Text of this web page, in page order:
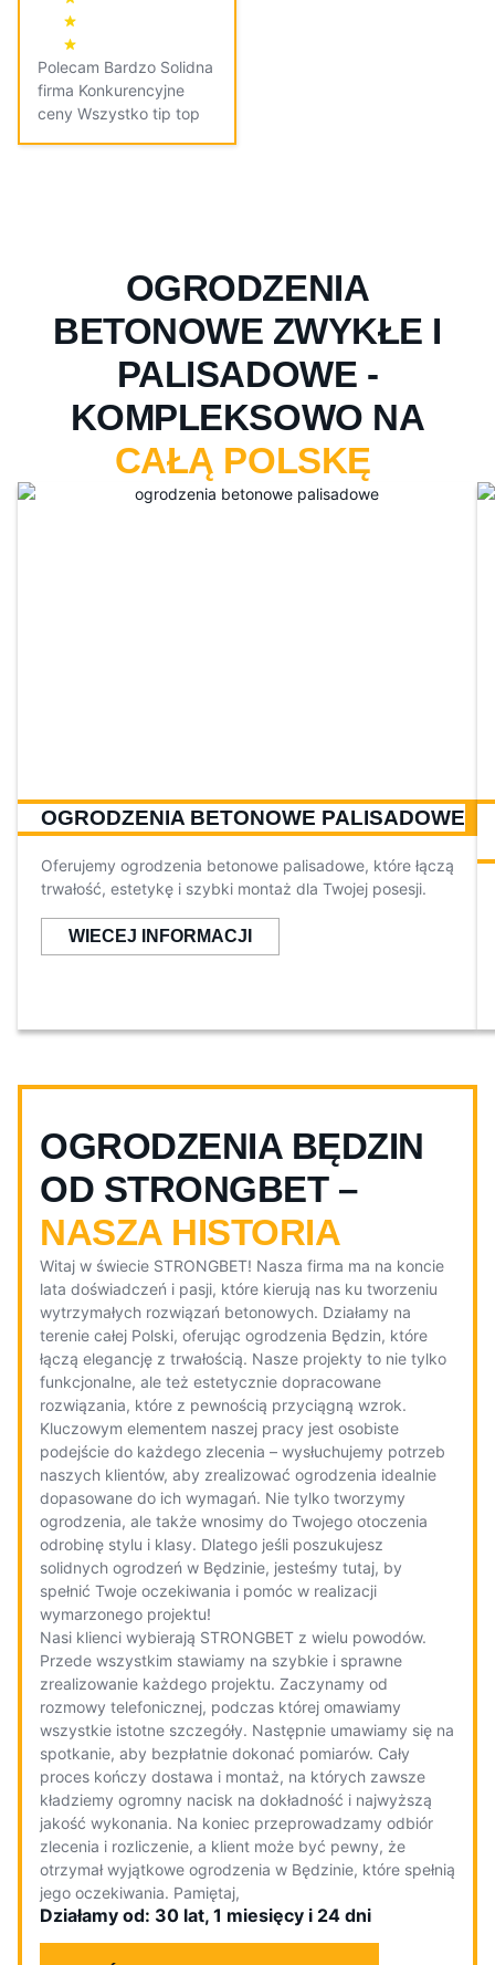
Polecam Bardzo Solidna
firma Konkurencyjne
ceny Wszystko tip top
OGRODZENIA
BETONOWE ZWYKŁE I
PALISADOWE -
KOMPLEKSOWO NA
CAŁĄ POLSKĘ
OGRODZENIA BETONOWE PALISADOWE
Oferujemy ogrodzenia betonowe palisadowe, które łączą
trwałość, estetykę i szybki montaż dla Twojej posesji.
WIECEJ INFORMACJI
OGRODZENIA BĘDZIN
OD STRONGBET –
NASZA HISTORIA
Witaj w świecie STRONGBET! Nasza firma ma na koncie
lata doświadczeń i pasji, które kierują nas ku tworzeniu
wytrzymałych rozwiązań betonowych. Działamy na
terenie całej Polski, oferując ogrodzenia Będzin, które
łączą elegancję z trwałością. Nasze projekty to nie tylko
funkcjonalne, ale też estetycznie dopracowane
rozwiązania, które z pewnością przyciągną wzrok.
Kluczowym elementem naszej pracy jest osobiste
podejście do każdego zlecenia – wysłuchujemy potrzeb
naszych klientów, aby zrealizować ogrodzenia idealnie
dopasowane do ich wymagań. Nie tylko tworzymy
ogrodzenia, ale także wnosimy do Twojego otoczenia
odrobinę stylu i klasy. Dlatego jeśli poszukujesz
solidnych ogrodzeń w Będzinie, jesteśmy tutaj, by
spełnić Twoje oczekiwania i pomóc w realizacji
wymarzonego projektu!
Nasi klienci wybierają STRONGBET z wielu powodów.
Przede wszystkim stawiamy na szybkie i sprawne
zrealizowanie każdego projektu. Zaczynamy od
rozmowy telefonicznej, podczas której omawiamy
wszystkie istotne szczegóły. Następnie umawiamy się na
spotkanie, aby bezpłatnie dokonać pomiarów. Cały
proces kończy dostawa i montaż, na których zawsze
kładziemy ogromny nacisk na dokładność i najwyższą
jakość wykonania. Na koniec przeprowadzamy odbiór
zlecenia i rozliczenie, a klient może być pewny, że
otrzymał wyjątkowe ogrodzenia w Będzinie, które spełnią
jego oczekiwania. Pamiętaj,
Działamy od: 30 lat, 1 miesięcy i 24 dni